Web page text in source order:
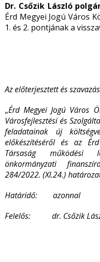
Dr. Csőzik László
Érd Megyei Jogú Város
1. és 2. pontjának a
Az előterjesztett és
„Érd Megyei Jogú Város
Városfejlesztési és
feladatainak új
előkészítéséről és az
Társaság működési
önkormányzati
284/2022. (XI.24.)
Határidő: azonnal
Felelős: dr. Csőzik